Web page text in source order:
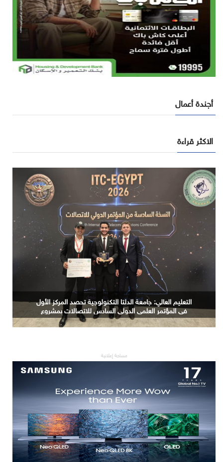
أجندة أعمال
الاكثر قراءة
التعليم العالي: جامعة الدلتا التكنولوجية تحصد المركز الأول
في المؤتمر العلمي الدولي السادس للاتصالات بمشروع
يوظف الذكاء الاصطناعي لتطوير صناعة الكتان
مساحة إعلانية